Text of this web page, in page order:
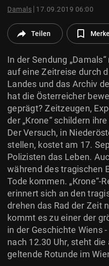
© Krone Multimedia GmbH &
Damals 17.09.2019 06:00
Teilen
In der Sendung
auf eine Zeitreise durch
Landes und das Archiv
hat die Österreicher
geprägt? Zeitzeugen,
der „Krone“ schildern
Der Versuch, in
stellen, kostet am 17.
Polizisten das Leben.
während des tragischen
Tode kommen. „Krone“-
erinnert sich an den
drehen das Rad der Zeit
kommt es zu einer der
in der Geschichte Wiens
nach 12.30 Uhr, steht
geltende Rotunde im